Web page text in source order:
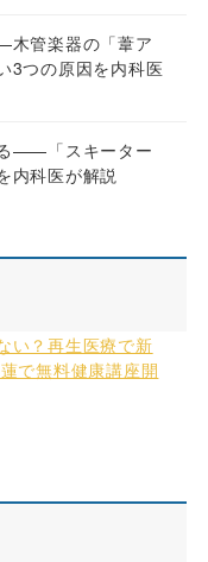
木管楽器の「葦ア
3つの原因を内科医
——「スキーター
内科医が解説
い？再生医療で新
で無料健康講座開